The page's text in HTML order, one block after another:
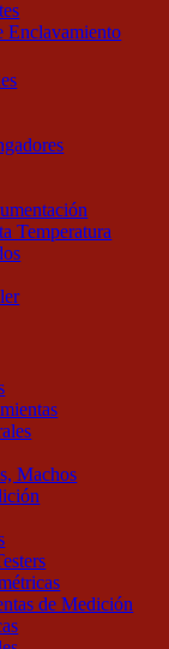
Enclavamiento
Temperatura
Machos
de Medición